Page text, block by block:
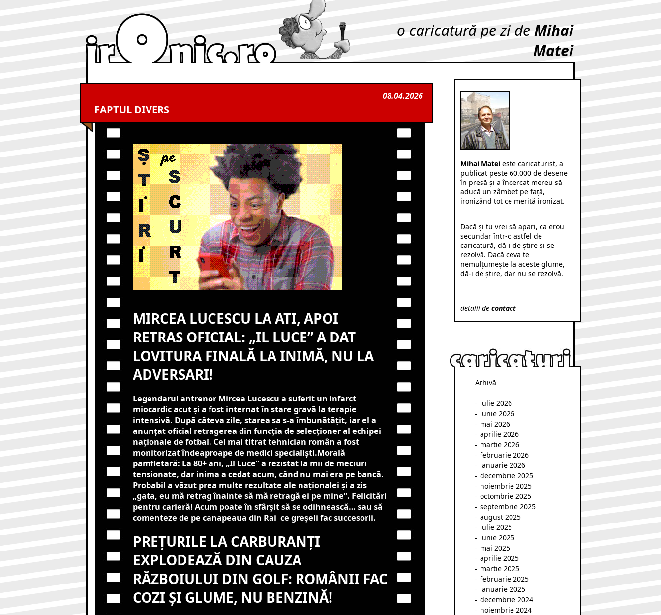
o caricatură pe zi deMihai
Matei
08.04.2026
FAPTUL DIVERS
MIRCEA LUCESCU LA ATI, APOI
RETRAS OFICIAL: „IL LUCE” A DAT
LOVITURA FINALĂ LA INIMĂ, NU LA
ADVERSARI!
Legendarul antrenor Mircea Lucescu a suferit un infarct
miocardic acut și a fost internat în stare gravă la terapie
intensivă. După câteva zile, starea sa s-a îmbunătățit, iar el a
anunțat oficial retragerea din funcția de selecționer al echipei
naționale de fotbal. Cel mai titrat tehnician român a fost
monitorizat îndeaproape de medici specialiști.Morală
pamfletară: La 80+ ani, „Il Luce” a rezistat la mii de meciuri
tensionate, dar inima a cedat acum, când nu mai era pe bancă.
Probabil a văzut prea multe rezultate ale naționalei și a zis
„gata, eu mă retrag înainte să mă retragă ei pe mine”. Felicitări
pentru carieră! Acum poate în sfârșit să se odihnească… sau să
comenteze de pe canapeaua din Rai ce greșeli fac succesorii.
PREȚURILE LA CARBURANȚI
EXPLODEAZĂ DIN CAUZA
RĂZBOIULUI DIN GOLF: ROMÂNII FAC
COZI ȘI GLUME, NU BENZINĂ!
Mihai Matei este caricaturist, a
publicat peste 60.000 de desene
în presă şi a încercat mereu să
aducă un zâmbet pe faţă,
ironizând tot ce merită ironizat.
Dacă şi tu vrei să apari, ca erou
secundar într-o astfel de
caricatură, dă-i de ştire şi se
rezolvă. Dacă ceva te
nemulţumeşte la aceste glume,
dă-i de ştire, dar nu se rezolvă.
detalii de contact
Arhivă
iulie 2026
iunie 2026
mai 2026
aprilie 2026
martie 2026
februarie 2026
ianuarie 2026
decembrie 2025
noiembrie 2025
octombrie 2025
septembrie 2025
august 2025
iulie 2025
iunie 2025
mai 2025
aprilie 2025
martie 2025
februarie 2025
ianuarie 2025
decembrie 2024
noiembrie 2024